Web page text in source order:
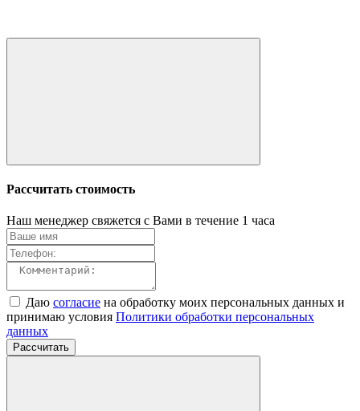
Рассчитать стоимость
Наш менеджер свяжется с Вами в течение 1 часа
Даю согласие на обработку моих персональных данных и
принимаю условия Политики обработки персональных
данных
Рассчитать